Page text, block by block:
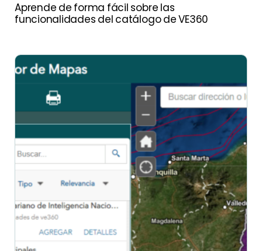
Aprende de forma fácil sobre las
funcionalidades del catálogo de VE360